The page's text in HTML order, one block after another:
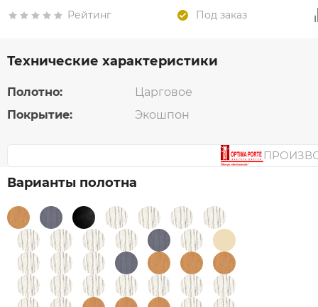
Рейтинг Под заказ
Технические характеристики
Полотно:
Царговое
Покрытие:
Экошпон
Варианты полотна